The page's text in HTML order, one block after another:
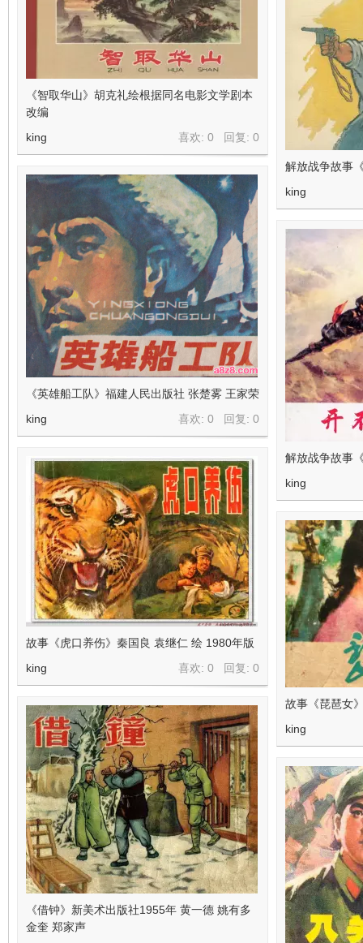
《智取华山》胡克礼绘根据同名电影文学剧本
改编
喜欢: 0 回复: 0
king
解放战争故事
king
《英雄船工队》福建人民出版社 张楚雾 王家荣
喜欢: 0 回复: 0
king
解放战争故事
king
故事《虎口养伤》秦国良 袁继仁 绘 1980年版
喜欢: 0 回复: 0
king
故事《琵琶女
king
《借钟》新美术出版社1955年 黄一德 姚有多
金奎 郑家声